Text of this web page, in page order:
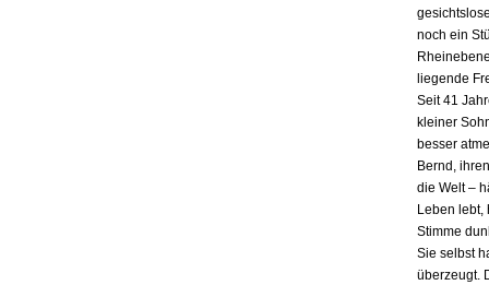
noch ein
liegende
Seit 41
kleiner
besser
Bernd,
die Welt –
Leben lebt,
Stimme
Sie selbst
überzeugt.